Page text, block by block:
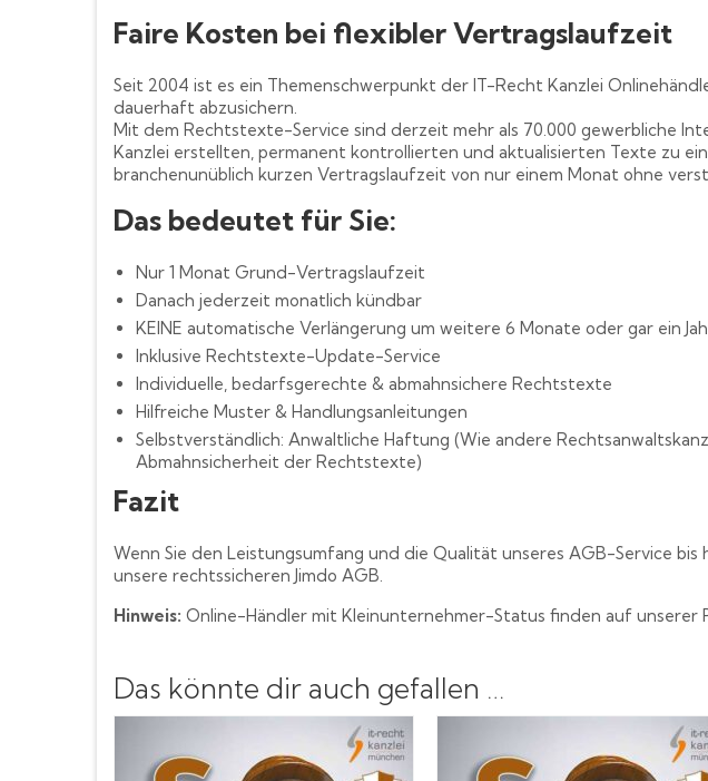
Faire Kosten bei flexibler Vertragslaufzeit
Seit 2004 ist es ein Themenschwerpunkt der IT-Recht Kanzlei
dauerhaft abzusichern.
Mit dem Rechtstexte-Service sind derzeit mehr als 70.000 gewerbliche
Kanzlei erstellten, permanent kontrollierten und aktualisierten Texte zu
branchenunüblich kurzen Vertragslaufzeit von nur einem Monat ohne
Das bedeutet für Sie:
Nur 1 Monat Grund-Vertragslaufzeit
Danach jederzeit monatlich kündbar
KEINE automatische Verlängerung um weitere 6 Monate oder gar ein
Inklusive Rechtstexte-Update-Service
Individuelle, bedarfsgerechte & abmahnsichere Rechtstexte
Hilfreiche Muster & Handlungsanleitungen
Selbstverständlich: Anwaltliche Haftung (Wie andere
Abmahnsicherheit der Rechtstexte)
Fazit
Wenn Sie den Leistungsumfang und die Qualität unseres AGB-Service
unsere rechtssicheren Jimdo AGB.
Hinweis: Online-Händler mit Kleinunternehmer-Status finden auf unserer
Das könnte dir auch gefallen …